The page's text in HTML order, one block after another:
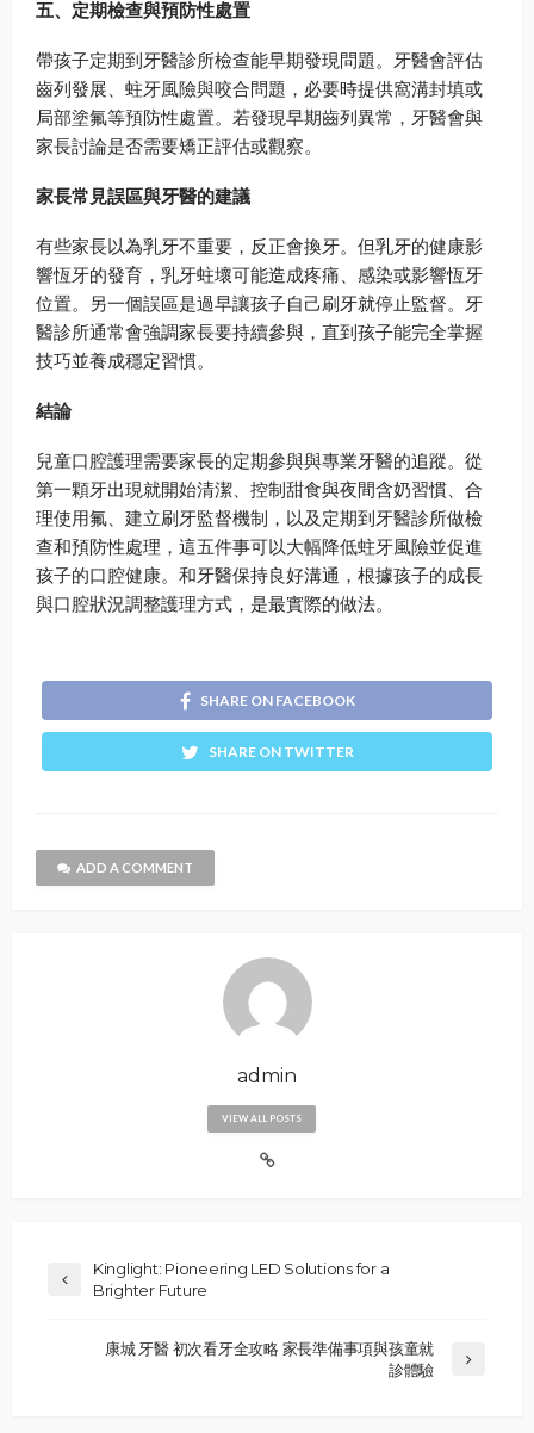
五、定期檢查與預防性處置
帶孩子定期到牙醫診所檢查能早期發現問題。牙醫會評估
齒列發展、蛀牙風險與咬合問題，必要時提供窩溝封填或
局部塗氟等預防性處置。若發現早期齒列異常，牙醫會與
家長討論是否需要矯正評估或觀察。
家長常見誤區與牙醫的建議
有些家長以為乳牙不重要，反正會換牙。但乳牙的健康影
響恆牙的發育，乳牙蛀壞可能造成疼痛、感染或影響恆牙
位置。另一個誤區是過早讓孩子自己刷牙就停止監督。牙
醫診所通常會強調家長要持續參與，直到孩子能完全掌握
技巧並養成穩定習慣。
結論
兒童口腔護理需要家長的定期參與與專業牙醫的追蹤。從
第一顆牙出現就開始清潔、控制甜食與夜間含奶習慣、合
理使用氟、建立刷牙監督機制，以及定期到牙醫診所做檢
查和預防性處理，這五件事可以大幅降低蛀牙風險並促進
孩子的口腔健康。和牙醫保持良好溝通，根據孩子的成長
與口腔狀況調整護理方式，是最實際的做法。
SHARE ON FACEBOOK
SHARE ON TWITTER
ADD A COMMENT
admin
VIEW ALL POSTS
Kinglight: Pioneering LED Solutions for a
Brighter Future
康城 牙醫 初次看牙全攻略 家長準備事項與孩童就
診體驗